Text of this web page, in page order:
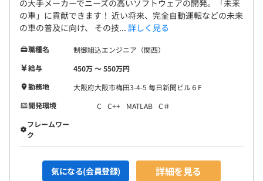
の大手メーカーでニーズの高いソフトウェアの開発。「未来
の車」に貢献できます！ 近い将来、完全自動運転などの未来
の車の普及に向け、 その技... 詳しく見る
職種名
制御組込エンジニア（関西）
給与
450万 〜 550万円
勤務地
大阪府大阪市梅田3-4-5 毎日新聞ビル６F
開発環境
C C++ MATLAB C＃
フレームワー
ク
気になる(会員登録) 詳細を見る